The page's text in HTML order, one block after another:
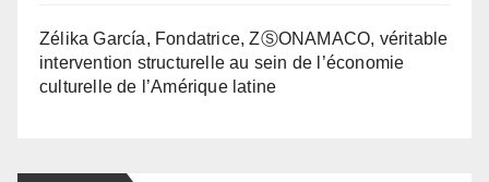
Zélika García, Fondatrice, ZⓈONAMACO, véritable
intervention structurelle au sein de l’économie
culturelle de l’Amérique latine